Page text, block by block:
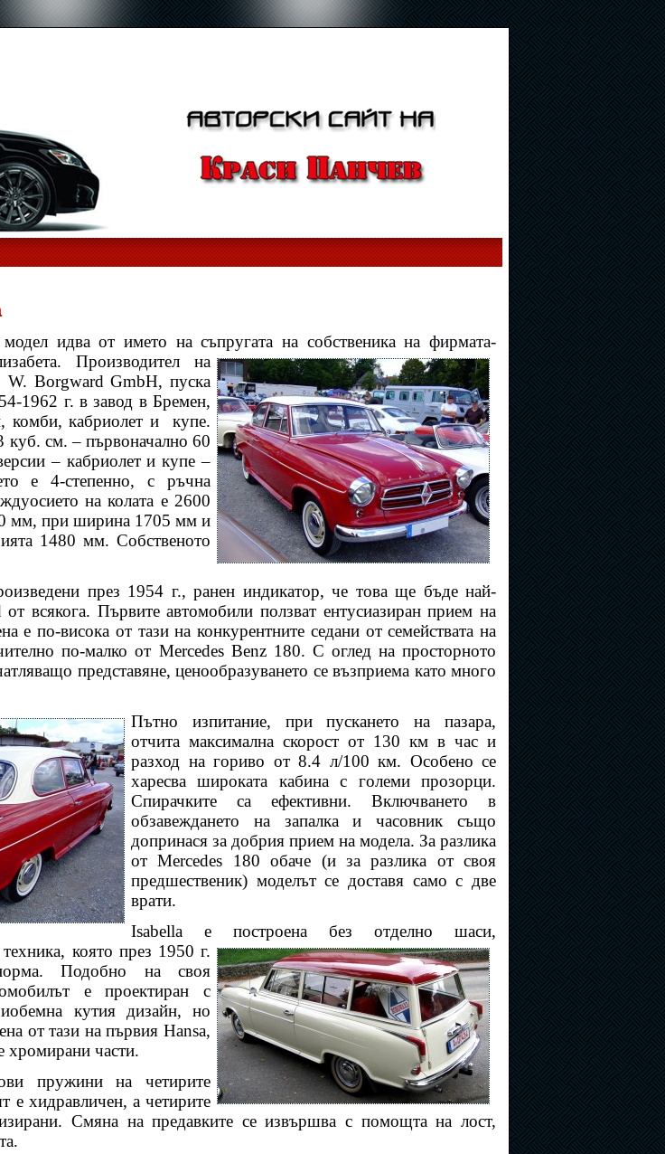
идва от името на съпругата на собственика на фирмата-
Производител на
W. Borgward GmbH, пуска
1962 г. в завод в Бремен,
комби, кабриолет и
купе.
куб. см. – първоначално 60
– кабриолет и купе –
е 4-степенно, с ръчна
на колата е 2600
мм, при ширина 1705 мм и
1480 мм. Собственото
през 1954 г., ранен индикатор, че това ще бъде най-
всякога. Първите автомобили ползват ентусиазиран прием на
е по-висока от тази на конкурентните седани от семействата на
по-малко от Mercedes Benz 180. С оглед на просторното
представяне, ценообразуването се възприема като много
Пътно изпитание, при пускането на пазара,
отчита максимална скорост от 130 км в час и
разход на гориво от 8.4 л/100 км. Особено се
харесва широката кабина с големи прозорци.
Спирачките са ефективни. Включването в
обзавеждането на запалка и часовник също
допринася за добрия прием на модела. За разлика
от Mercedes 180 обаче (и за разлика от своя
предшественик) моделът се доставя само с две
врати.
Isabella е построена без отделно шаси,
която през 1950 г.
Подобно на своя
е проектиран с
кутия дизайн, но
от тази на първия Hansa,
хромирани части.
пружини на четирите
е хидравличен, а четирите
Смяна на предавките се извършва с помощта на лост,